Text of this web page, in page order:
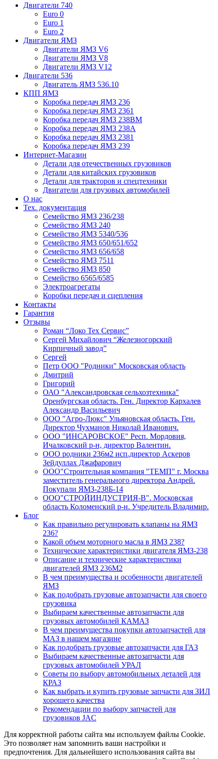
Двигатели 740
Euro 0
Euro 1
Euro 2
Двигатели ЯМЗ
Двигатели ЯМЗ V6
Двигатели ЯМЗ V8
Двигатели ЯМЗ V12
Двигатели 536
Двигатель ЯМЗ 536.10
КПП ЯМЗ
Коробка передач ЯМЗ 236
Коробка передач ЯМЗ 2361
Коробка передач ЯМЗ 238ВМ
Коробка передач ЯМЗ 238А
Коробка передач ЯМЗ 2381
Коробка передач ЯМЗ 239
Интернет-Магазин
Детали для отечественных грузовиков
Детали для китайских грузовиков
Детали для тракторов и спецтехники
Двигатели для грузовых автомобилей
О нас
Тех. документация
Семейство ЯМЗ 236/238
Семейство ЯМЗ 240
Семейство ЯМЗ 5340/536
Семейство ЯМЗ 650/651/652
Семейство ЯМЗ 656/658
Семейство ЯМЗ 7511
Семейство ЯМЗ 850
Семейство 6565/6585
Электроагрегаты
Коробки передач и сцепления
Контакты
Гарантия
Отзывы
Роман “Локо Тех Сервис”
Сергей Михайлович “Железногорский
Кирпичный завод”
Сергей
Петр ООО "Родники" Московская область
Дмитрий
Григорий
ОАО "Александровская сельхозтехника"
Оренбургская область. Ген. Директор Кархалев
Александр Васильевич
ООО "Агро-Люкс" Ульяновская область. Ген.
Директор Чухманов Николай Иванович.
ООО "ИНСАРОВСКОЕ" Респ. Мордовия,
Ичалковский р-н, директор Валентин.
ООО родники 236м2 исп.директор Аскеров
Зейдуллах Джафарович
ООО"Строительная компания "ТЕМП" г. Москва
заместитель генерального директора Андрей.
Покупали ЯМЗ-238Б-14
ООО"СТРОЙИНДУСТРИЯ-В". Московская
область Коломенский р-н. Учредитель Владимир.
Блог
Как правильно регулировать клапаны на ЯМЗ
236?
Какой объем моторного масла в ЯМЗ 238?
Технические характеристики двигателя ЯМЗ-238
Описание и технические характеристики
двигателей ЯМЗ 236М2
В чем преимущества и особенности двигателей
ЯМЗ
Как подобрать грузовые автозапчасти для своего
грузовика
Выбираем качественные автозапчасти для
грузовых автомобилей КАМАЗ
В чем преимущества покупки автозапчастей для
МАЗ в нашем магазине
Как подобрать грузовые автозапчасти для ГАЗ
Выбираем качественные автозапчасти для
грузовых автомобилей УРАЛ
Советы по выбору автомобильных деталей для
КРАЗ
Как выбрать и купить грузовые запчасти для ЗИЛ
хорошего качества
Рекомендации по выбору запчастей для
грузовиков JAC
Для корректной работы сайта мы используем файлы Cookie.
Это позволяет нам запомнить ваши настройки и
предпочтения. Для дальнейшего использования сайта вы